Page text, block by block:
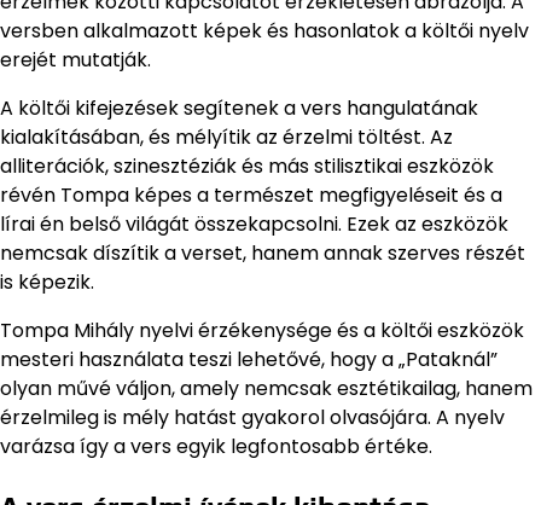
versben alkalmazott képek és hasonlatok a költői nyelv
erejét mutatják.
A költői kifejezések segítenek a vers hangulatának
kialakításában, és mélyítik az érzelmi töltést. Az
alliterációk, szinesztéziák és más stilisztikai eszközök
révén Tompa képes a természet megfigyeléseit és a
lírai én belső világát összekapcsolni. Ezek az eszközök
nemcsak díszítik a verset, hanem annak szerves részét
is képezik.
Tompa Mihály nyelvi érzékenysége és a költői eszközök
mesteri használata teszi lehetővé, hogy a „Pataknál”
olyan művé váljon, amely nemcsak esztétikailag, hanem
érzelmileg is mély hatást gyakorol olvasójára. A nyelv
varázsa így a vers egyik legfontosabb értéke.